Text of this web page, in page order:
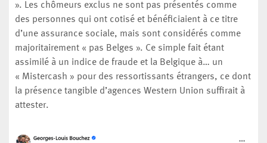
». Les chômeurs exclus ne sont pas présentés comme
des personnes qui ont cotisé et bénéficiaient à ce titre
d’une assurance sociale, mais sont considérés comme
majoritairement « pas Belges ». Ce simple fait étant
assimilé à un indice de fraude et la Belgique à… un
« Mistercash » pour des ressortissants étrangers, ce dont
la présence tangible d’agences Western Union suffirait à
attester.